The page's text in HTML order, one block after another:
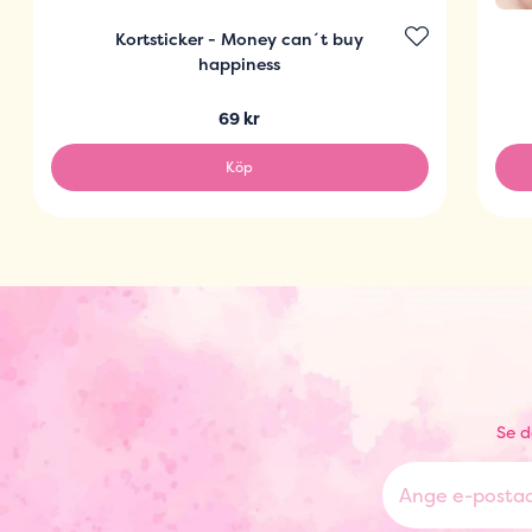
Kortsticker - Money can´t buy
happiness
69 kr
Köp
Se